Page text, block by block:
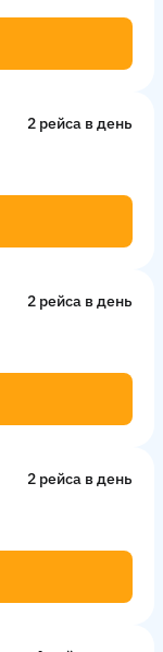
2 рейсa в день
2 рейсa в день
2 рейсa в день